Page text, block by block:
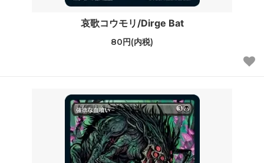
哀歌コウモリ/Dirge Bat
80円(内税)